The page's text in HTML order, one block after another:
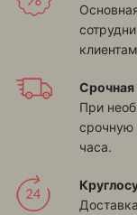
Срочная
При
срочную
часа.